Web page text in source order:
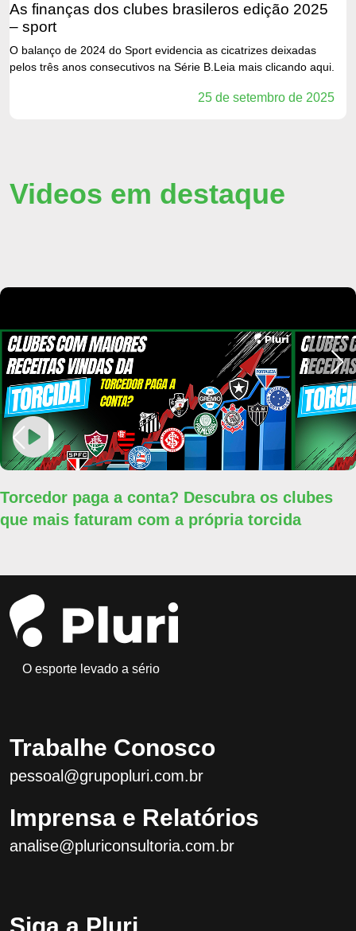
as finanças dos clubes brasileros edição 2025
– sport
O balanço de 2024 do Sport evidencia as cicatrizes deixadas
pelos três anos consecutivos na Série B.Leia mais clicando aqui.
25 de setembro de 2025
Videos em destaque
Torcedor paga a conta? Descubra os clubes
que mais faturam com a própria torcida
O esporte levado a sério
Trabalhe Conosco
pessoal@grupopluri.com.br
Imprensa e Relatórios
analise@pluriconsultoria.com.br